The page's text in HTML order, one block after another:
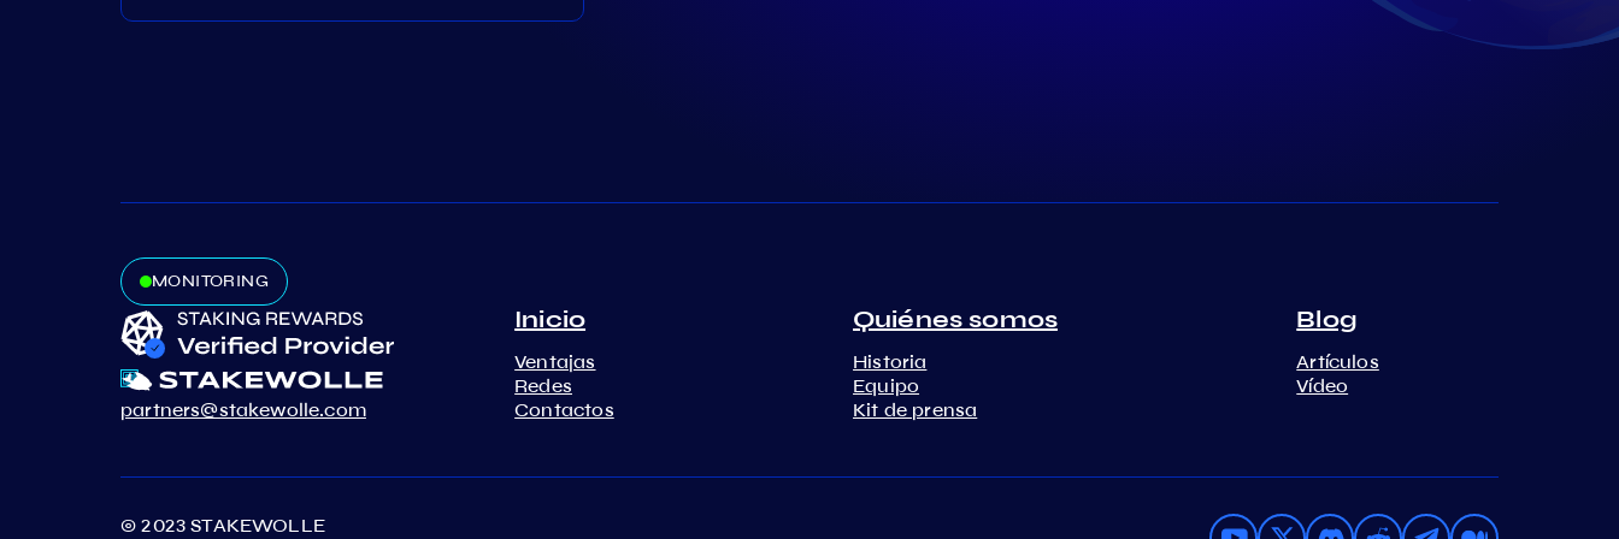
MONITORING
partners@stakewolle.com
Inicio
Ventajas
Redes
Contactos
Quiénes somos
Historia
Equipo
Kit de prensa
Blog
Artículos
Vídeo
© 2023 STAKEWOLLE